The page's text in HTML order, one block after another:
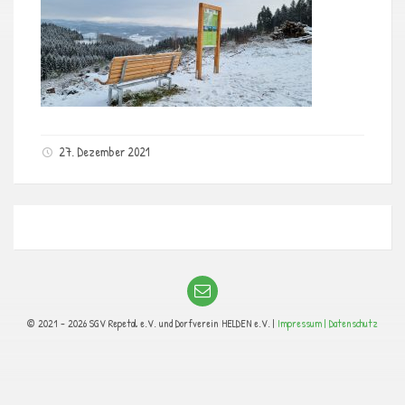
27. Dezember 2021
© 2021 - 2026 SGV Repetal e.V. und Dorfverein HELDEN e.V. | Impressum | Datenschutz